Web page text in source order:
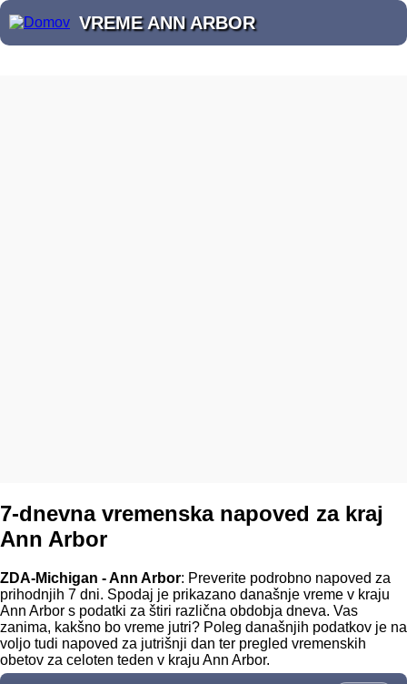
VREME ANN ARBOR
7-dnevna vremenska napoved za kraj
Ann Arbor
ZDA-Michigan - Ann Arbor: Preverite podrobno napoved za
prihodnjih 7 dni. Spodaj je prikazano današnje vreme v kraju
Ann Arbor s podatki za štiri različna obdobja dneva. Vas
zanima, kakšno bo vreme jutri? Poleg današnjih podatkov je na
voljo tudi napoved za jutrišnji dan ter pregled vremenskih
obetov za celoten teden v kraju Ann Arbor.